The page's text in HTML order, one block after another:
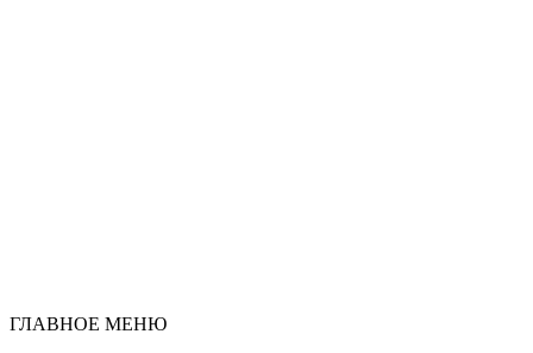
ГЛАВНОЕ МЕНЮ